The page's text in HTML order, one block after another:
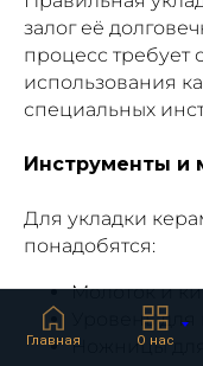
Главная О нас
залог её
процесс требует
использования
специальных
Инструменты и
Для укладки
понадобятся:
Молоток и
Уровень
Ножницы